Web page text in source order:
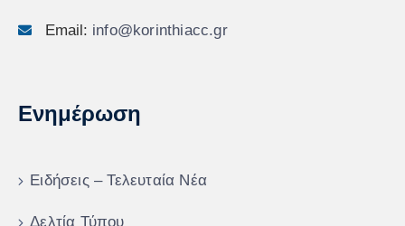
Email: info@korinthiacc.gr
Ενημέρωση
Ειδήσεις – Τελευταία Νέα
Δελτία Τύπου